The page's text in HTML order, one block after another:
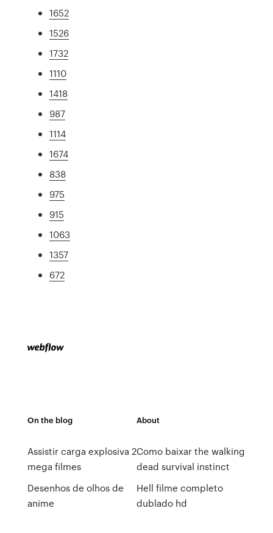
1652
1526
1732
1110
1418
987
1114
1674
838
975
915
1063
1357
672
On the blog
Assistir carga explosiva 2
mega filmes
Desenhos de olhos de
anime
About
Como baixar the walking
dead survival instinct
Hell filme completo
dublado hd